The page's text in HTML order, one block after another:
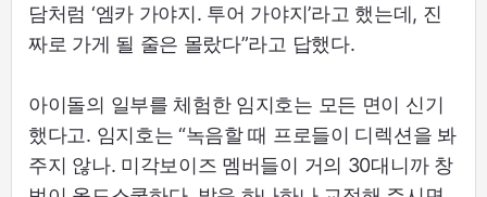
담처럼 ‘엠카 가야지. 투어 가야지’라고 했는데, 진
짜로 가게 될 줄은 몰랐다”라고 답했다.
아이돌의 일부를 체험한 임지호는 모든 면이 신기
했다고. 임지호는 “녹음할 때 프로들이 디렉션을 봐
주지 않나. 미각보이즈 멤버들이 거의 30대니까 창